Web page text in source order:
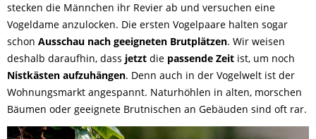
stecken die Männchen ihr Revier ab und versuchen eine
Vogeldame anzulocken. Die ersten Vogelpaare halten sogar
schon Ausschau nach geeigneten Brutplätzen. Wir weisen
deshalb daraufhin, dass jetzt die passende Zeit ist, um noch
Nistkästen aufzuhängen. Denn auch in der Vogelwelt ist der
Wohnungsmarkt angespannt. Naturhöhlen in alten, morschen
Bäumen oder geeignete Brutnischen an Gebäuden sind oft rar.